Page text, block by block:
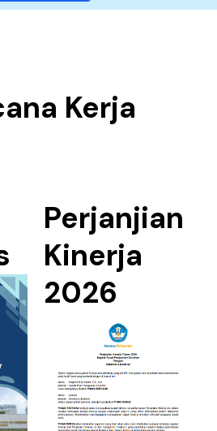
Kerja
Perjanjian
Kinerja
2026